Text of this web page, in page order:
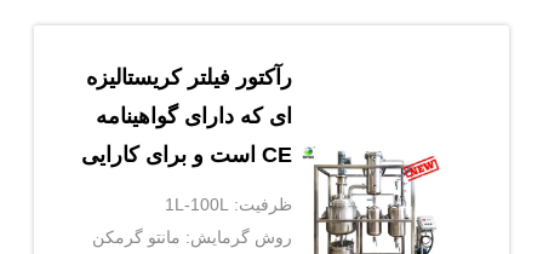
رآکتور فیلتر کریستالیزه
ای که دارای گواهینامه
CE است و برای کارایی
بهینه سفارشی شده
است
ظرفیت: 1L-100L
روش گرمایش: مانتو گرمکن